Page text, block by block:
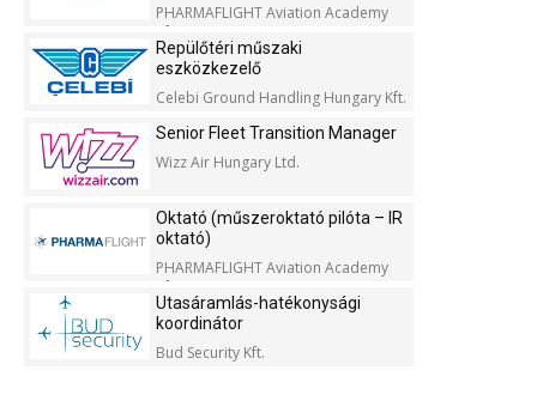
PHARMAFLIGHT Aviation Academy
Kft.
Repülőtéri műszaki
eszközkezelő
Celebi Ground Handling Hungary Kft.
Senior Fleet Transition Manager
Wizz Air Hungary Ltd.
Oktató (műszeroktató pilóta – IR
oktató)
PHARMAFLIGHT Aviation Academy
Kft.
Utasáramlás-hatékonysági
koordinátor
Bud Security Kft.